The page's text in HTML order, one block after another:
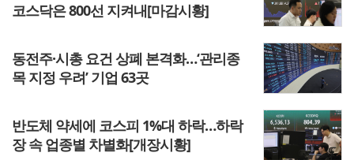
코스닥은 800선 지켜내[마감시황]
동전주·시총 요건 상폐 본격화…‘관리종
목 지정 우려’ 기업 63곳
반도체 약세에 코스피 1%대 하락…하락
장 속 업종별 차별화[개장시황]